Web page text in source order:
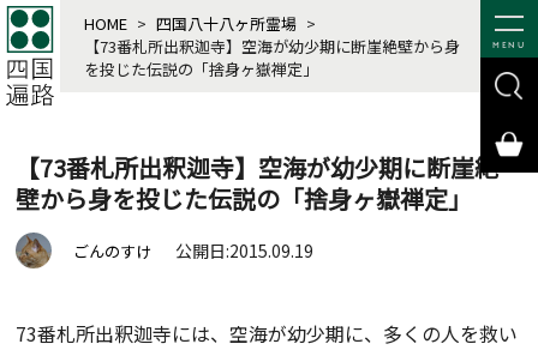
MENU
HOME > 四国八十八ヶ所霊場 >
【73番札所出釈迦寺】空海が幼少期に断崖絶壁から身
を投じた伝説の「捨身ヶ嶽禅定」
【73番札所出釈迦寺】空海が幼少期に断崖絶
壁から身を投じた伝説の「捨身ヶ嶽禅定」
ごんのすけ 公開日:2015.09.19
73番札所出釈迦寺には、空海が幼少期に、多くの人を救い